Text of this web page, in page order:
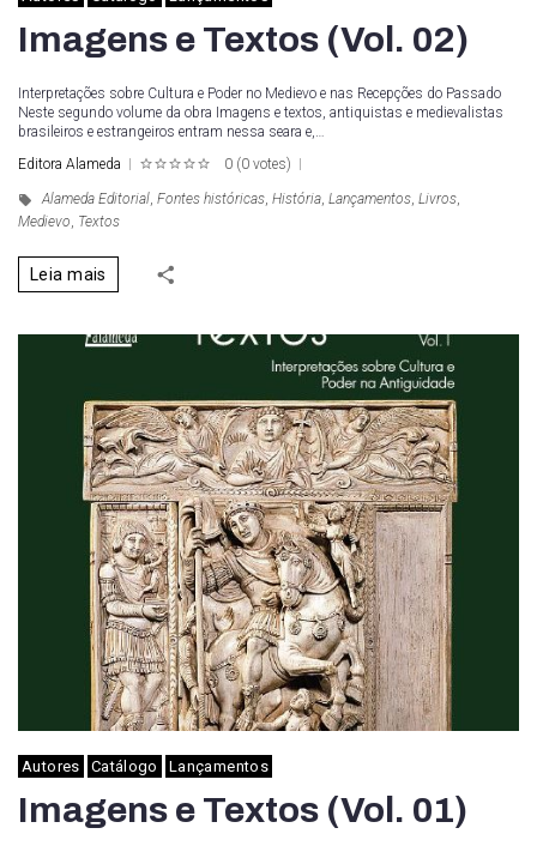
Imagens e Textos (Vol. 02)
Interpretações sobre Cultura e Poder no Medievo e nas Recepções do Passado
Neste segundo volume da obra Imagens e textos, antiquistas e medievalistas
brasileiros e estrangeiros entram nessa seara e,…
Editora Alameda
0 (0 votes)
Alameda Editorial, Fontes históricas, História, Lançamentos, Livros,
Medievo, Textos
Leia mais
Autores Catálogo Lançamentos
Imagens e Textos (Vol. 01)